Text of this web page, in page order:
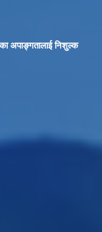
अपाङ्गतालाई निशुल्क